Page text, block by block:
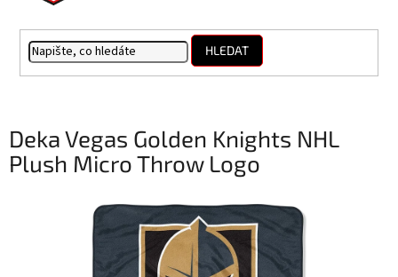
HLEDAT
Deka Vegas Golden Knights NHL
Plush Micro Throw Logo